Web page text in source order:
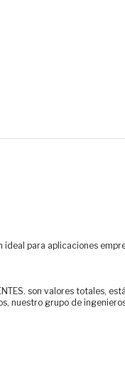
para aplicaciones
son valores totales,
nuestro grupo de